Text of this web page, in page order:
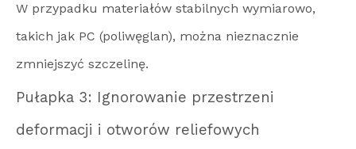
W przypadku materiałów stabilnych wymiarowo,
takich jak PC (poliwęglan), można nieznacznie
zmniejszyć szczelinę.
Pułapka 3: Ignorowanie przestrzeni
deformacji i otworów reliefowych